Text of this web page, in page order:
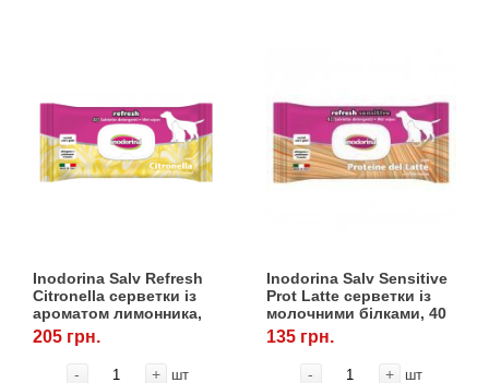
Inodorina Salv Refresh
Citronella серветки із
ароматом лимонника,
40 шт.
205 грн.
- + шт
Inodorina Salv Sensitive
Prot Latte серветки із
молочними білками, 40
шт.
135 грн.
- + шт